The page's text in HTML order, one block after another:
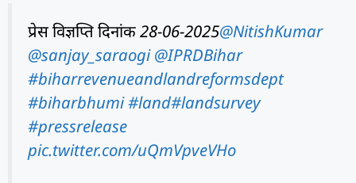
प्रेस विज्ञप्ति दिनांक 28-06-2025@NitishKumar
@sanjay_saraogi @IPRDBihar
#biharrevenueandlandreformsdept
#biharbhumi#land#landsurvey
#pressrelease
pic.twitter.com/uQmVpveVHo